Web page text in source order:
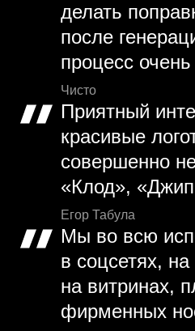
делать
после
процесс
Чисто
Приятный
красивые
совершенно
«Клод»,
Егор Табула
Мы во всю
в соцсетях, на
на витринах,
фирменных